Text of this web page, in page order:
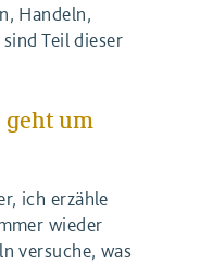
Handeln,
Teil dieser
geht um
ich erzähle
wieder
versuche, was